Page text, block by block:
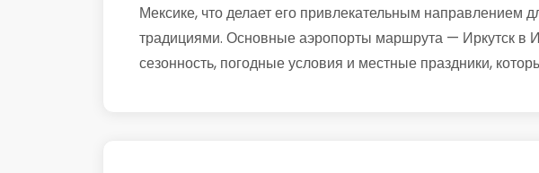
Мексике, что делает его привлекательным направлением
традициями. Основные аэропорты маршрута — Иркутск в
сезонность, погодные условия и местные праздники,